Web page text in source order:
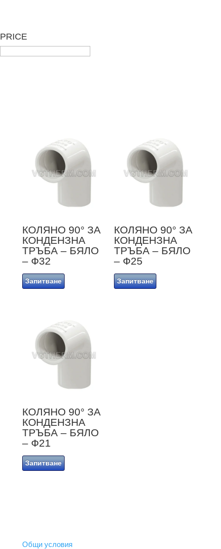
PRICE
КОЛЯНО 90° ЗА
КОНДЕНЗНА
ТРЪБА – БЯЛО
– Ф32
Запитване
КОЛЯНО 90° ЗА
КОНДЕНЗНА
ТРЪБА – БЯЛО
– Ф25
Запитване
КОЛЯНО 90° ЗА
КОНДЕНЗНА
ТРЪБА – БЯЛО
– Ф21
Запитване
Общи условия